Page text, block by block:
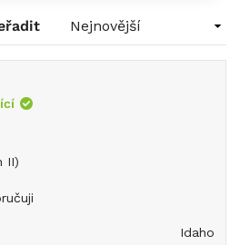
novém
okně)
II)
Idaho
Načítám...